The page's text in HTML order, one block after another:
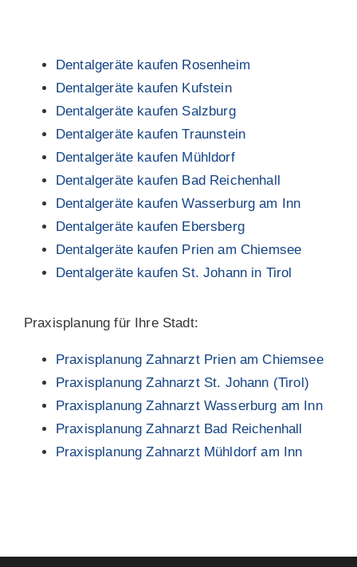
Dentalgeräte kaufen Rosenheim
Dentalgeräte kaufen Kufstein
Dentalgeräte kaufen Salzburg
Dentalgeräte kaufen Traunstein
Dentalgeräte kaufen Mühldorf
Dentalgeräte kaufen Bad Reichenhall
Dentalgeräte kaufen Wasserburg am Inn
Dentalgeräte kaufen Ebersberg
Dentalgeräte kaufen Prien am Chiemsee
Dentalgeräte kaufen St. Johann in Tirol
Praxisplanung für Ihre Stadt:
Praxisplanung Zahnarzt Prien am Chiemsee
Praxisplanung Zahnarzt St. Johann (Tirol)
Praxisplanung Zahnarzt Wasserburg am Inn
Praxisplanung Zahnarzt Bad Reichenhall
Praxisplanung Zahnarzt Mühldorf am Inn